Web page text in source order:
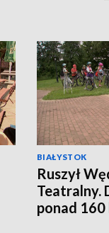
BIAŁYSTOK
Ruszył
Teatralny.
ponad